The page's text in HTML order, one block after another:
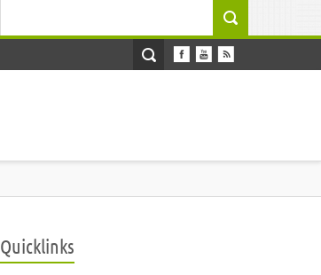
Quicklinks